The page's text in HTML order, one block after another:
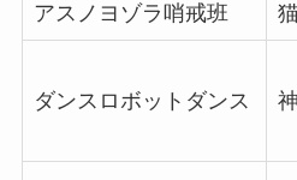
アスノヨゾラ哨戒班
ダンスロボットダンス